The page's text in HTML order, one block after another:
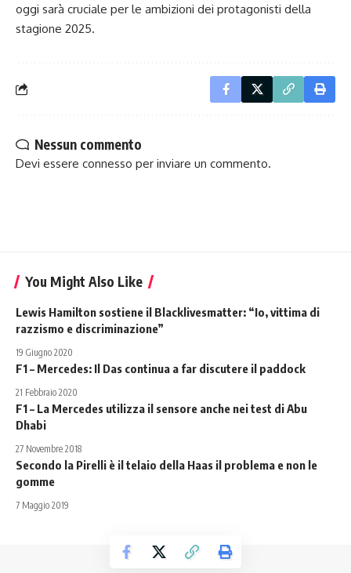
oggi sarà cruciale per le ambizioni dei protagonisti della
stagione 2025.
Nessun commento
Devi essere connesso per inviare un commento.
You Might Also Like
Lewis Hamilton sostiene il Blacklivesmatter: “Io, vittima di
razzismo e discriminazione”
19 Giugno 2020
F1 – Mercedes: Il Das continua a far discutere il paddock
21 Febbraio 2020
F1 – La Mercedes utilizza il sensore anche nei test di Abu
Dhabi
27 Novembre 2018
Secondo la Pirelli è il telaio della Haas il problema e non le
gomme
7 Maggio 2019